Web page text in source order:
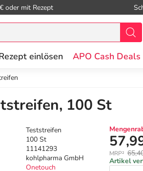
oder mit Rezept
einlösen APO Cash Deals
100 St
Teststreifen
100 St
11141293
kohlpharma GmbH
Onetouch
MRP²
Artikel